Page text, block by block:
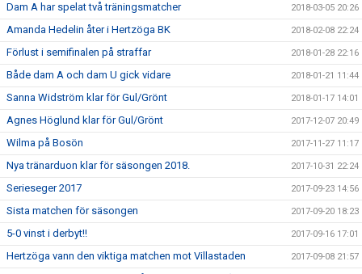
Dam A har spelat två träningsmatcher 2018-03-05 20:26
Amanda Hedelin åter i Hertzöga BK 2018-02-08 22:24
Förlust i semifinalen på straffar 2018-01-28 22:16
Både dam A och dam U gick vidare 2018-01-21 11:44
Sanna Widström klar för Gul/Grönt 2018-01-17 14:01
Agnes Höglund klar för Gul/Grönt 2017-12-07 20:49
Wilma på Bosön 2017-11-27 11:17
Nya tränarduon klar för säsongen 2018. 2017-10-31 22:24
Serieseger 2017 2017-09-23 14:56
Sista matchen för säsongen 2017-09-20 18:23
5-0 vinst i derbyt!! 2017-09-16 17:01
Hertzöga vann den viktiga matchen mot Villastaden 2017-09-08 21:57